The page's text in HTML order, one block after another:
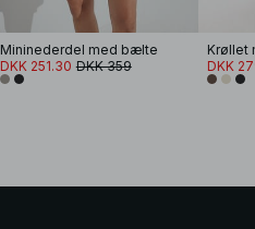
Mininederdel med bælte
DKK 251.30 DKK 359 DKK